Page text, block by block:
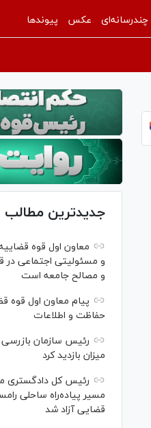
چندرسانه‌ای عکس پیوندها
جدیدترین مطالب
معاون اول قوه
و مسئولیتی اجتماعی در
و مصالح جامعه است
پیام معاون اول قوه
حفاظت و اطلاعات
رئیس سازمان بازرسی
میزان بازدید کرد
مسیر پیاده‌راه ساحلی
قضایی آزاد شد